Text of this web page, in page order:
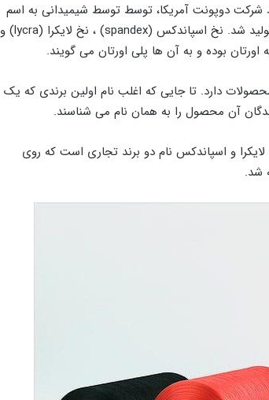
اولین لیف فیلامنتی است که در سال ۱۹۵۹ توسط شرکت دوپونت آمریکا، توسط توسط شیمیدانی به اسم
جوزف شیورس Joseph Shivers و به صورت تجاری و انبوه تولید شد. نخ اسپاندکس (spandex) ، نخ لایکرا (lycra) و
دارد. تا جایی که اغلب نام اولین برندی که یک
آن محصول را به همان نام می شناسند.
و اسپاندکس نام دو برند تجاری است که روی
شد.